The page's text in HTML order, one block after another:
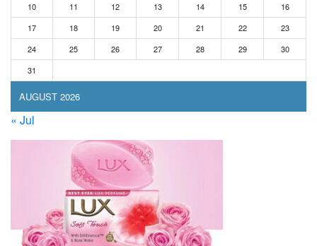
AUGUST 2026
10
11 12 13 14 15
16
17
18 19 20 21 22
23
24
25 26 27 28 29
30
31
« Jul